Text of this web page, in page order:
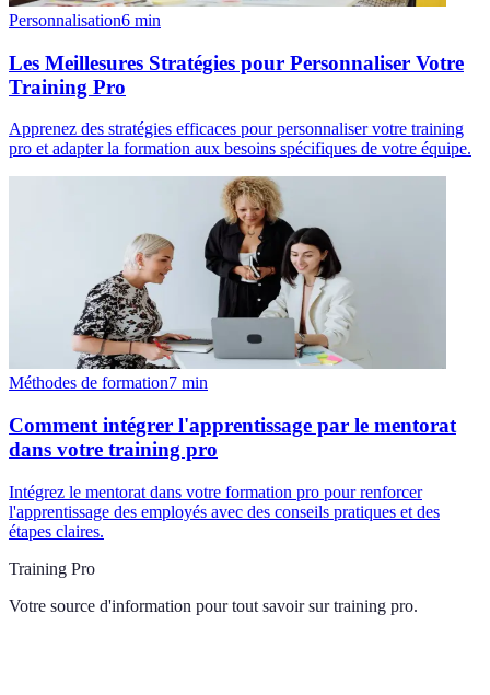
Personnalisation6 min
Les Meillesures Stratégies pour Personnaliser Votre
Training Pro
Apprenez des stratégies efficaces pour personnaliser votre training
pro et adapter la formation aux besoins spécifiques de votre équipe.
Méthodes de formation7 min
Comment intégrer l'apprentissage par le mentorat
dans votre training pro
Intégrez le mentorat dans votre formation pro pour renforcer
l'apprentissage des employés avec des conseils pratiques et des
étapes claires.
Training Pro
Votre source d'information pour tout savoir sur training pro.